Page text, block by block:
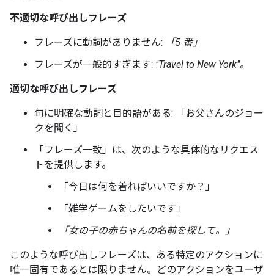
不適切な呼び出しフレーズ
フレーズに動詞がありません:
「5 番」
フレーズが一般的すぎます: "Travel to New York"。
適切な呼び出しフレーズ
句に明確な動詞と目的語がある: 「お父さんのジョー
クを聞く」
「フレーズ一致」は、次のような具体的なリクエス
トを提供します。
「今日は何を着ればいいですか？」
「雑学ゲームをしたいです」
「女の子の赤ちゃんの名前を探して。」
このような呼び出しフレーズは、ある特定のアクションに
唯一固有であるとは限りません。どのアクションをユーザ